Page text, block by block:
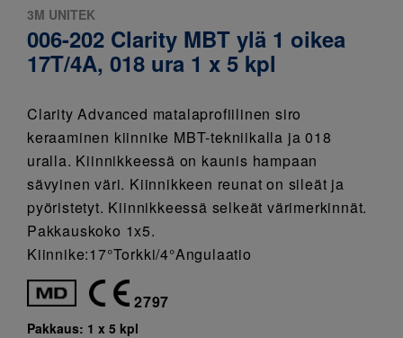
3M UNITEK
006-202 Clarity MBT ylä 1 oikea
17T/4A, 018 ura 1 x 5 kpl
Clarity Advanced matalaprofiilinen siro
keraaminen kiinnike MBT-tekniikalla ja 018
uralla. Kiinnikkeessä on kaunis hampaan
sävyinen väri. Kiinnikkeen reunat on sileät ja
pyöristetyt. Kiinnikkeessä selkeät värimerkinnät.
Pakkauskoko 1x5.
Kiinnike:17°Torkki/4°Angulaatio
2797
Pakkaus: 1 x 5 kpl